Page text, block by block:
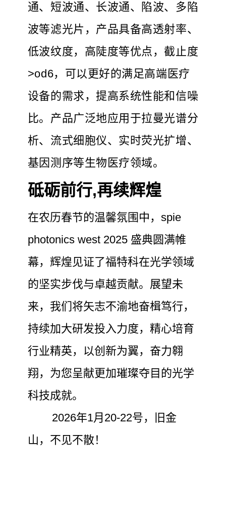
通、短波通、长波通、陷波、多陷
波等滤光片，产品具备高透射率、
低波纹度，高陡度等优点，截止度
>od6，可以更好的满足高端医疗
设备的需求，提高系统性能和信噪
比。产品广泛地应用于拉曼光谱分
析、流式细胞仪、实时荧光扩增、
基因测序等生物医疗领域。
砥砺前行,再续辉煌
在农历春节的温馨氛围中，spie
photonics west 2025 盛典圆满帷
幕，辉煌见证了福特科在光学领域
的坚实步伐与卓越贡献。展望未
来，我们将矢志不渝地奋楫笃行，
持续加大研发投入力度，精心培育
行业精英，以创新为翼，奋力翱
翔，为您呈献更加璀璨夺目的光学
科技成就。
2026年1月20-22号，旧金
山，不见不散！